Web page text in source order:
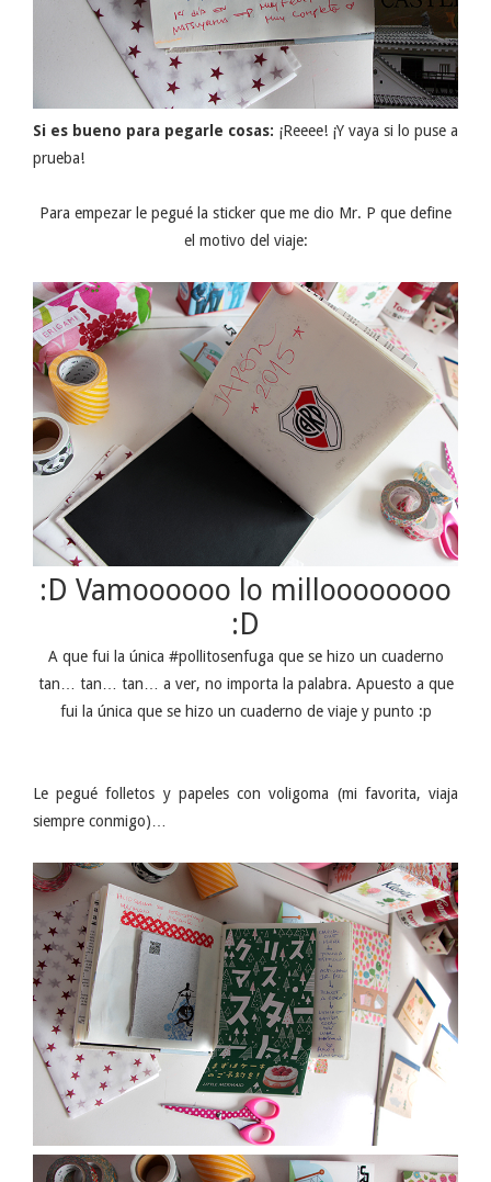
Si es bueno para pegarle cosas: ¡Reeee! ¡Y vaya si lo puse a
prueba!
Para empezar le pegué la sticker que me dio Mr. P que define
el motivo del viaje:
:D Vamoooooo lo milloooooooo
:D
A que fui la única #pollitosenfuga que se hizo un cuaderno
tan… tan… tan… a ver, no importa la palabra. Apuesto a que
fui la única que se hizo un cuaderno de viaje y punto :p
Le pegué folletos y papeles con voligoma (mi favorita, viaja
siempre conmigo)…